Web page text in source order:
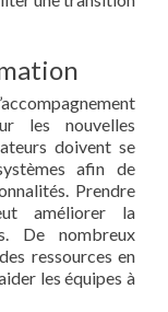
les nouvelles
doivent se
afin de
Prendre
améliorer la
De nombreux
ressources en
les équipes à